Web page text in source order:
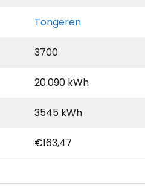
Tongeren
3700
20.090 kWh
3545 kWh
€163,47